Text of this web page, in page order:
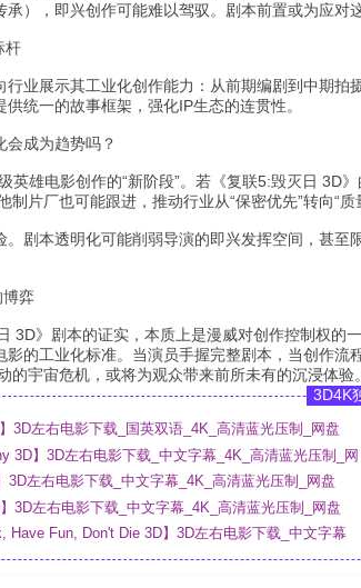
承），即兴创作可能难以驾驭。剧本前置或为应对
杆
行业展示其工业化创作能力：从前期编剧到中期
供统一的故事框架，强化IP生态的连贯性。
会成为趋势吗？
英雄电影创作的“新阶段”。若《复联5:毁灭日
片厂也可能跟进，推动行业从“保密优先”转向“质
剧本透明化可能削弱导演的即兴发挥空间，甚至
博弈
3D》剧本的证实，本质上是漫威对创作控制权
影的工业化标准。当演员手握完整剧本，当创作
的宇宙危机，或将为观众带来前所未有的沉浸体验。
3D4K
3D左右电影下载_国英双语_4K_高清蓝光压制_网盘
3D】3D左右电影下载_中文字幕_4K_高清蓝光压制_网
3D左右电影下载_中文字幕_4K_高清蓝光压制_网盘
3D左右电影下载_中文字幕_4K_高清蓝光压制_网盘
Have Fun, Don't Die 3D】3D左右电影下载_中文字幕